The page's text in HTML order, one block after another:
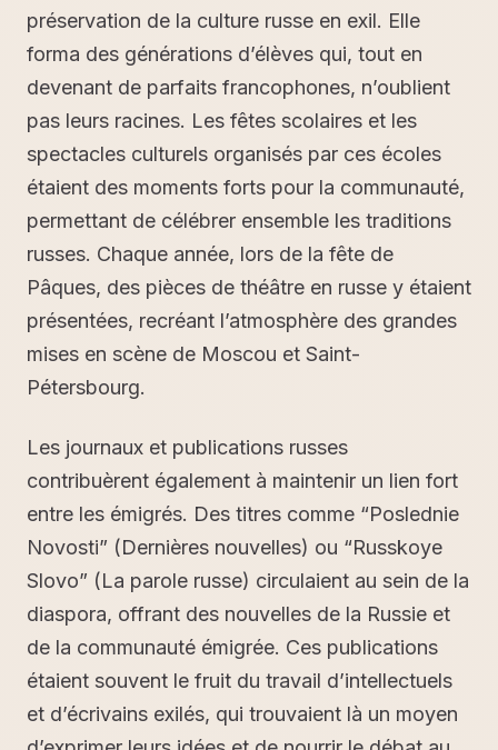
préservation de la culture russe en exil. Elle
forma des générations d’élèves qui, tout en
devenant de parfaits francophones, n’oublient
pas leurs racines. Les fêtes scolaires et les
spectacles culturels organisés par ces écoles
étaient des moments forts pour la communauté,
permettant de célébrer ensemble les traditions
russes. Chaque année, lors de la fête de
Pâques, des pièces de théâtre en russe y étaient
présentées, recréant l’atmosphère des grandes
mises en scène de Moscou et Saint-
Pétersbourg.
Les journaux et publications russes
contribuèrent également à maintenir un lien fort
entre les émigrés. Des titres comme “Poslednie
Novosti” (Dernières nouvelles) ou “Russkoye
Slovo” (La parole russe) circulaient au sein de la
diaspora, offrant des nouvelles de la Russie et
de la communauté émigrée. Ces publications
étaient souvent le fruit du travail d’intellectuels
et d’écrivains exilés, qui trouvaient là un moyen